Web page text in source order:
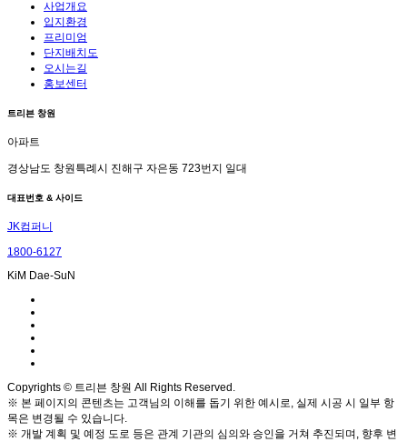
사업개요
입지환경
프리미엄
단지배치도
오시는길
홍보센터
트리븐 창원
아파트
경상남도 창원특례시 진해구 자은동 723번지 일대
대표번호 & 사이드
JK컴퍼니
1800-6127
KiM Dae-SuN
Copyrights © 트리븐 창원 All Rights Reserved.
※ 본 페이지의 콘텐츠는 고객님의 이해를 돕기 위한 예시로, 실제 시공 시 일부 항
목은 변경될 수 있습니다.
※ 개발 계획 및 예정 도로 등은 관계 기관의 심의와 승인을 거쳐 추진되며, 향후 변